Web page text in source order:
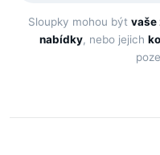
Sloupky mohou být vaše
nabídky, nebo jejich